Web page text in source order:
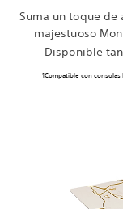
Suma un toque de
majestuoso
Disponible
1Compatible con